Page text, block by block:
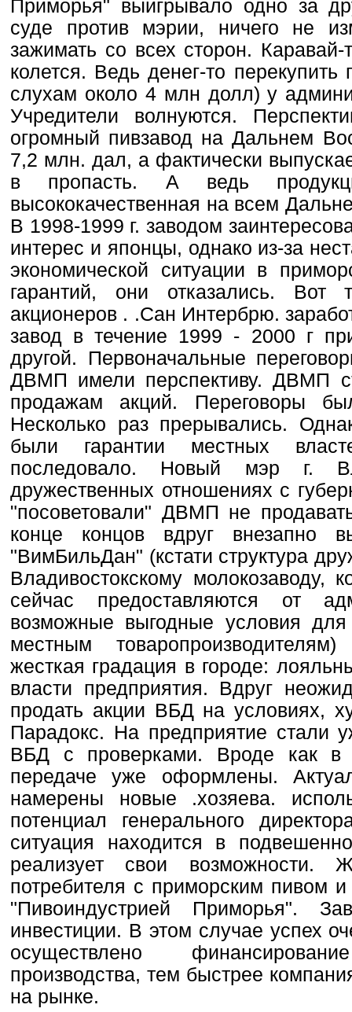
Приморья" выигрывало одно за
суде против мэрии, ничего не
зажимать со всех сторон.
колется. Ведь денег-то
слухам около 4 млн долл) у
Учредители волнуются.
огромный пивзавод на Дальнем
7,2 млн. дал, а фактически
в пропасть. А ведь
высококачественная на всем
В 1998-1999 г. заводом
интерес и японцы, однако из-за
экономической ситуации в
гарантий, они отказались. Вот
акционеров . .Сан Интербрю.
завод в течение 1999 - 2000 г
другой. Первоначальные
ДВМП имели перспективу. ДВМП
продажам акций. Переговоры
Несколько раз прерывались.
были гарантии местных
последовало. Новый мэр г.
дружественных отношениях с
"посоветовали" ДВМП не
конце концов вдруг внезапно
"ВимБильДан" (кстати структура
Владивостокскому
сейчас предоставляются от
возможные выгодные условия для
местным
жесткая градация в городе:
власти предприятия. Вдруг
продать акции ВБД на условиях,
Парадокс. На предприятие стали
ВБД с проверками. Вроде как в
передаче уже оформлены.
намерены новые .хозяева.
потенциал генерального
ситуация находится в
реализует свои возможности.
потребителя с приморским пивом
"Пивоиндустрией Приморья".
инвестиции. В этом случае успех
осуществлено
производства, тем быстрее
на рынке.